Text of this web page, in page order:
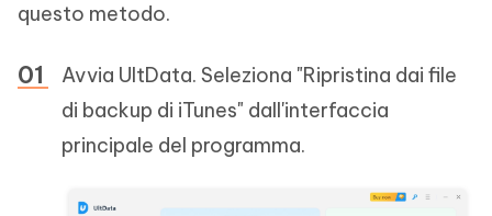
questo metodo.
Avvia UltData. Seleziona "Ripristina dai file
di backup di iTunes" dall'interfaccia
principale del programma.